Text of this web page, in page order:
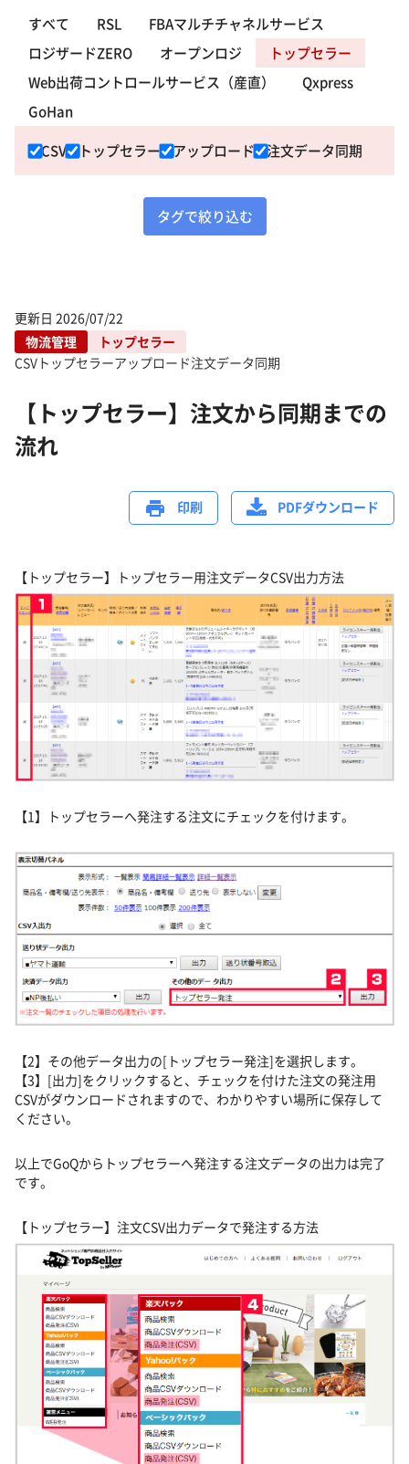
すべて RSL
FBAマルチチャネルサービス
ロジザードZERO
オープンロジ
トップセラー
Web出荷コントロールサービス（産直）
Qxpress
GoHan
CSV トップセラー アップロード 注文データ同期
タグで絞り込む
更新日 2026/07/22
物流管理
トップセラー
CSV トップセラーアップロード注文データ同期
【トップセラー】注文から同期までの
流れ
印刷 PDFダウンロード
【トップセラー】トップセラー用注文データCSV出力方法
【1】トップセラーへ発注する注文にチェックを付けます。
【2】その他データ出力の[トップセラー発注]を選択します。
【3】[出力]をクリックすると、チェックを付けた注文の発注用
CSVがダウンロードされますので、わかりやすい場所に保存して
ください。
以上でGoQからトップセラーへ発注する注文データの出力は完了
です。
【トップセラー】注文CSV出力データで発注する方法